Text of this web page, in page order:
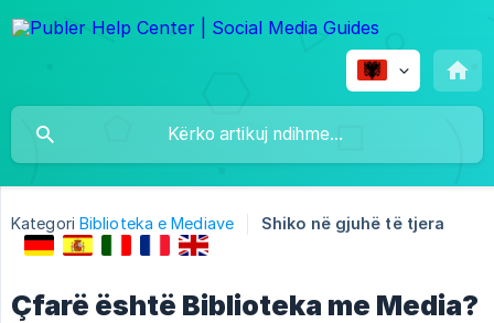
Kategori Biblioteka e Mediave Shiko në gjuhë të tjera
Çfarë është Biblioteka me Media?